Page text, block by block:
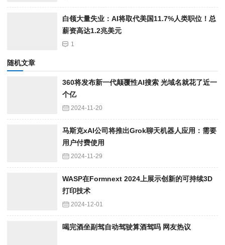
白领大量失业：AI将取代美国11.7%人类职位！总
薪资高达1.2兆美元
1
随机文章
360将发布新一代颠覆性AI搜索 光域名就花了近一
个亿
2024-11-20
马斯克xAI公司将推出Grok聊天机器人应用：需要
用户付费使用
2024-11-29
WASP在Formnext 2024上展示创新的可持续3D
打印技术
2024-12-01
喝完酒坐副驾自动驾驶算酒驾吗 网友热议